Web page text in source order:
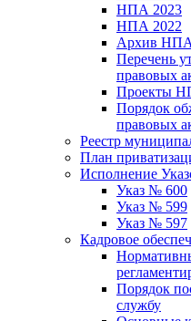
НПА 2023
НПА 2022
Архив НПА
Перечень
правовых
Проекты
Порядок
правовых
Реестр
План
Исполнение
Указ № 600
Указ № 599
Указ № 597
Кадровое
Порядок
службу